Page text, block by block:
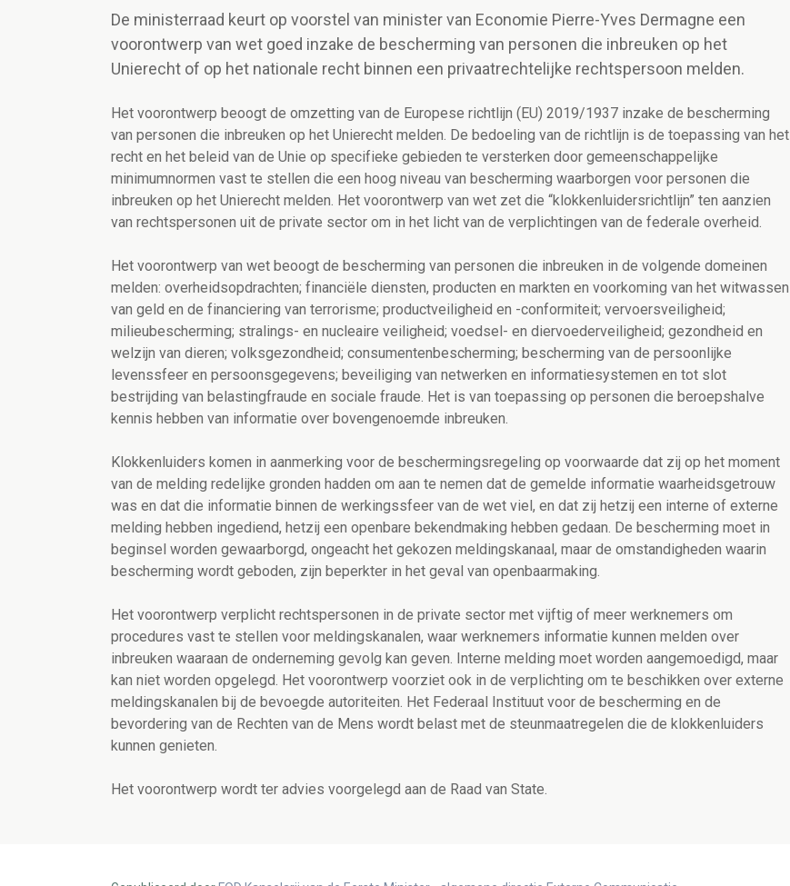
De ministerraad keurt op voorstel van minister van Economie Pierre-Yves Dermagne een
voorontwerp van wet goed inzake de bescherming van personen die inbreuken op het
Unierecht of op het nationale recht binnen een privaatrechtelijke rechtspersoon melden.
Het voorontwerp beoogt de omzetting van de Europese richtlijn (EU) 2019/1937 inzake de bescherming
van personen die inbreuken op het Unierecht melden. De bedoeling van de richtlijn is de toepassing van het
recht en het beleid van de Unie op specifieke gebieden te versterken door gemeenschappelijke
minimumnormen vast te stellen die een hoog niveau van bescherming waarborgen voor personen die
inbreuken op het Unierecht melden. Het voorontwerp van wet zet die “klokkenluidersrichtlijn” ten aanzien
van rechtspersonen uit de private sector om in het licht van de verplichtingen van de federale overheid.
Het voorontwerp van wet beoogt de bescherming van personen die inbreuken in de volgende domeinen
melden: overheidsopdrachten; financiële diensten, producten en markten en voorkoming van het witwassen
van geld en de financiering van terrorisme; productveiligheid en -conformiteit; vervoersveiligheid;
milieubescherming; stralings- en nucleaire veiligheid; voedsel- en diervoederveiligheid; gezondheid en
welzijn van dieren; volksgezondheid; consumentenbescherming; bescherming van de persoonlijke
levenssfeer en persoonsgegevens; beveiliging van netwerken en informatiesystemen en tot slot
bestrijding van belastingfraude en sociale fraude. Het is van toepassing op personen die beroepshalve
kennis hebben van informatie over bovengenoemde inbreuken.
Klokkenluiders komen in aanmerking voor de beschermingsregeling op voorwaarde dat zij op het moment
van de melding redelijke gronden hadden om aan te nemen dat de gemelde informatie waarheidsgetrouw
was en dat die informatie binnen de werkingssfeer van de wet viel, en dat zij hetzij een interne of externe
melding hebben ingediend, hetzij een openbare bekendmaking hebben gedaan. De bescherming moet in
beginsel worden gewaarborgd, ongeacht het gekozen meldingskanaal, maar de omstandigheden waarin
bescherming wordt geboden, zijn beperkter in het geval van openbaarmaking.
Het voorontwerp verplicht rechtspersonen in de private sector met vijftig of meer werknemers om
procedures vast te stellen voor meldingskanalen, waar werknemers informatie kunnen melden over
inbreuken waaraan de onderneming gevolg kan geven. Interne melding moet worden aangemoedigd, maar
kan niet worden opgelegd. Het voorontwerp voorziet ook in de verplichting om te beschikken over externe
meldingskanalen bij de bevoegde autoriteiten. Het Federaal Instituut voor de bescherming en de
bevordering van de Rechten van de Mens wordt belast met de steunmaatregelen die de klokkenluiders
kunnen genieten.
Het voorontwerp wordt ter advies voorgelegd aan de Raad van State.